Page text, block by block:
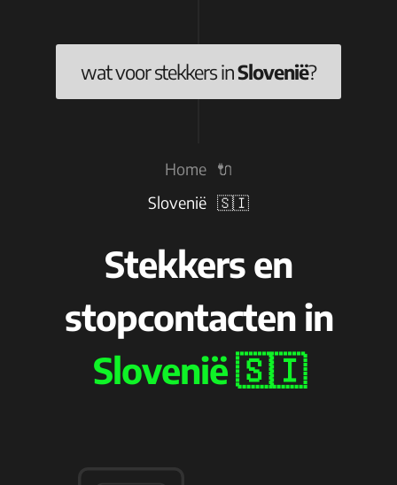
wat voor stekkers inSlovenië?
Home 🔌
Slovenië 🇸🇮
Stekkers en
stopcontacten in
Slovenië 🇸🇮